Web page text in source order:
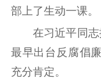
电影
部上了生动一课。
在习近平同志
最早出台反腐倡
充分肯定。